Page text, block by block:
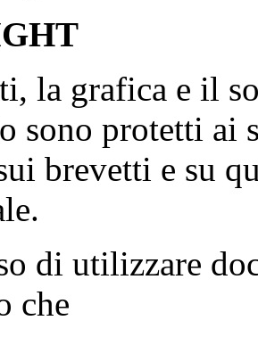
la grafica e il
sono protetti ai
brevetti e su
di utilizzare
che